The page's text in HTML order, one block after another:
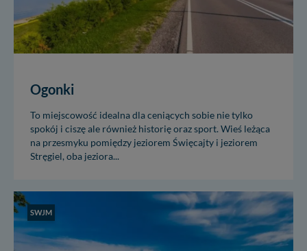
Ogonki
To miejscowość idealna dla ceniących sobie nie tylko
spokój i ciszę ale również historię oraz sport. Wieś leżąca
na przesmyku pomiędzy jeziorem Święcajty i jeziorem
Stręgiel, oba jeziora...
SWJM